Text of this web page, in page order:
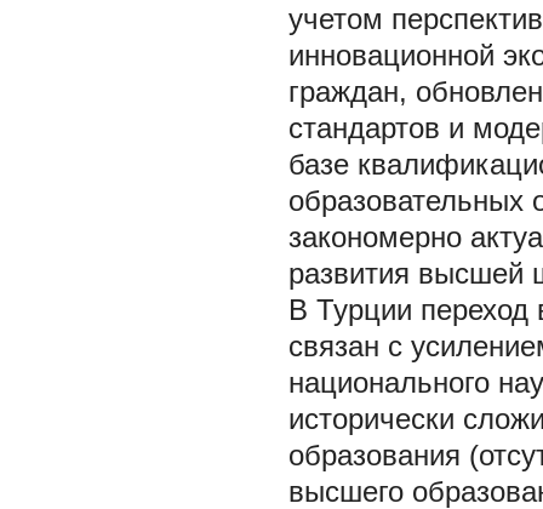
учетом
инновационной
граждан,
стандартов и
базе
образовательных
закономерно
развития высшей
В Турции
связан с
национального
исторически
образования
высшего